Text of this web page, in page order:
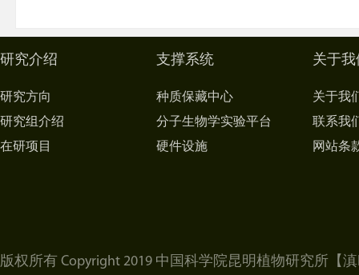
研究介绍
研究方向
研究组介绍
在研项目
支撑系统
种质保藏中心
分子生物学实验平台
硬件设施
关于我
关于我
联系我
网站条
版权所有 Copyright 2019 中国科学院昆明植物研究所 【